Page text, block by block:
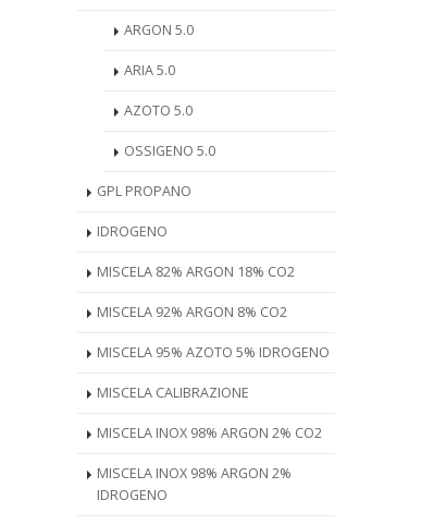
ARGON 5.0
ARIA 5.0
AZOTO 5.0
OSSIGENO 5.0
GPL PROPANO
IDROGENO
MISCELA 82% ARGON 18% CO2
MISCELA 92% ARGON 8% CO2
MISCELA 95% AZOTO 5% IDROGENO
MISCELA CALIBRAZIONE
MISCELA INOX 98% ARGON 2% CO2
MISCELA INOX 98% ARGON 2%
IDROGENO